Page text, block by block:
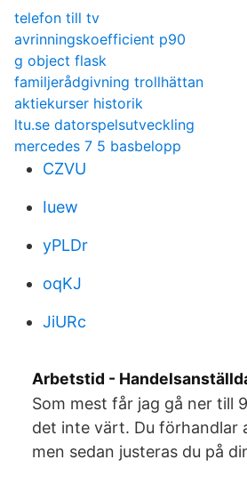
telefon till tv
avrinningskoefficient p90
g object flask
familjerådgivning trollhättan
aktiekurser historik
ltu.se datorspelsutveckling
mercedes 7 5 basbelopp
CZVU
Iuew
yPLDr
oqKJ
JiURc
Arbetstid -
Som mest får jag gå ner till
det inte värt. Du förhandlar
men sedan justeras du på